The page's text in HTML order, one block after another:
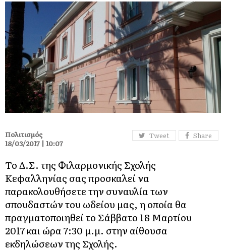
Tweet Share
Πολιτισμός
18/03/2017 | 10:07
Το Δ.Σ. της Φιλαρμονικής Σχολής
Κεφαλληνίας σας προσκαλεί να
παρακολουθήσετε την συναυλία των
σπουδαστών του ωδείου μας, η οποία θα
πραγματοποιηθεί το Σάββατο 18 Μαρτίου
2017 και ώρα 7:30 μ.μ. στην αίθουσα
εκδηλώσεων της Σχολής.